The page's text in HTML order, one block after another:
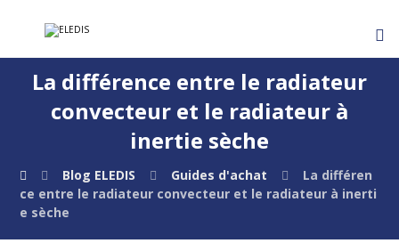
La différence entre le radiateur
convecteur et le radiateur à
inertie sèche
Blog ELEDIS Guides d'achat
La différen
ce entre le radiateur convecteur et le radiateur à inerti
e sèche